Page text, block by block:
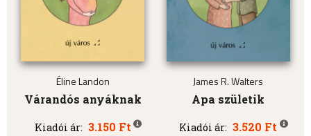
Éline Landon
Várandós anyáknak
Kiadói ár: 3.150 Ft
James R. Walters
Apa születik
Kiadói ár: 3.520 Ft